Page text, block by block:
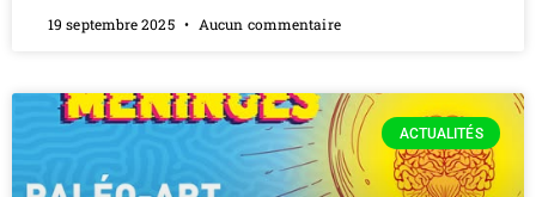
19 septembre 2025 Aucun commentaire
ACTUALITÉS